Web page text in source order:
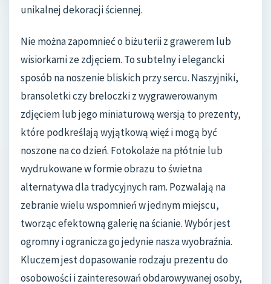
unikalnej dekoracji ściennej.
Nie można zapomnieć o biżuterii z grawerem lub
wisiorkami ze zdjęciem. To subtelny i elegancki
sposób na noszenie bliskich przy sercu. Naszyjniki,
bransoletki czy breloczki z wygrawerowanym
zdjęciem lub jego miniaturową wersją to prezenty,
które podkreślają wyjątkową więź i mogą być
noszone na co dzień. Fotokolaże na płótnie lub
wydrukowane w formie obrazu to świetna
alternatywa dla tradycyjnych ram. Pozwalają na
zebranie wielu wspomnień w jednym miejscu,
tworząc efektowną galerię na ścianie. Wybór jest
ogromny i ogranicza go jedynie nasza wyobraźnia.
Kluczem jest dopasowanie rodzaju prezentu do
osobowości i zainteresowań obdarowywanej osoby,